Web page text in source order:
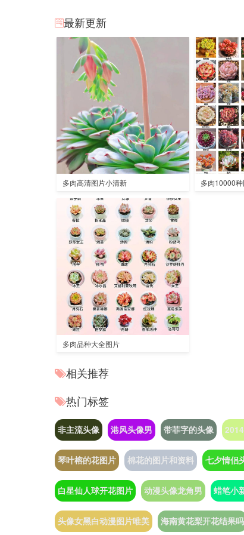
最新更新
多肉高清图片小清新 多肉10000
多肉品种大全图片
相关推荐
热门标签
非主流头像 港风头像男 带菲字的头像
琴叶榕的花图片 棉花的图片和资料 七夕情侣
白星仙人球开花图片 动漫头像龙角男 蜡笔小
头像女黑白动漫图片唯美 海南黄花梨开花结果吗